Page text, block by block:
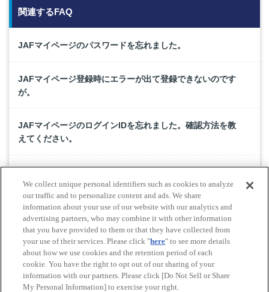
関連するFAQ
JAFマイページのパスワードを忘れました。
JAFマイページ登録時にエラーが出て登録できないのです
が。
JAFマイページのログインIDを忘れました。確認方法を教
えてください。
エラーが発生しました」と表示されます。
「JAFお得ナビ」アプリが使えません。
Do Not Sell or Share My Personal Information
© All rights reserved. JAF
We collect unique personal identifiers such as cookies to analyze
our traffic and to personalize content and ads. We share
information about your use of our website with our analytics and
advertising partners, who may combine it with other information
that you have provided to them or that they have collected from
your use of their services. Please click "here" to see more details
about how we use cookies and the retention period of each
cookie. You have the right to opt out of our sharing of your
information with our partners. Please click [Do Not Sell or Share
My Personal Information] to exercise your right.